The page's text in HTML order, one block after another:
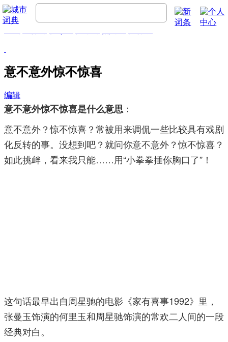
意不意外惊不惊喜
编辑
意不意外惊不惊喜是什么意思 ：
意不意外？惊不惊喜？常被用来调侃一些比较具有戏剧
化反转的事。没想到吧？就问你意不意外？惊不惊喜？
如此挑衅，看来我只能……用“小拳拳捶你胸口了”！
这句话最早出自周星驰的电影《家有喜事1992》里，
张曼玉饰演的何里玉和周星驰饰演的常欢二人间的一段
经典对白。